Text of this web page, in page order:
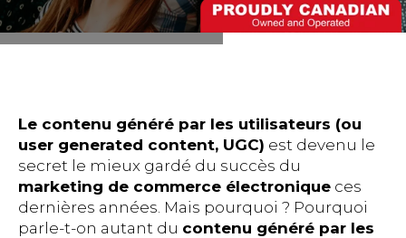
Le contenu généré par les utilisateurs (ou
user generated content, UGC) est devenu le
secret le mieux gardé du succès du
marketing de commerce électronique ces
dernières années. Mais pourquoi ? Pourquoi
parle-t-on autant du contenu généré par les